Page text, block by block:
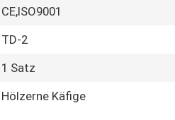
CE,ISO9001
TD-2
1 Satz
Hölzerne Käfige